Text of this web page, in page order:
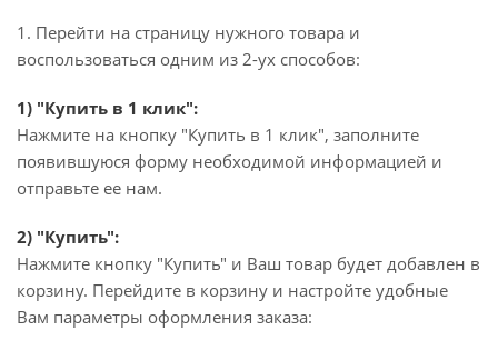
1. Перейти на страницу нужного товара и
воспользоваться одним из 2-ух способов:
1) "Купить в 1 клик":
Нажмите на кнопку "Купить в 1 клик", заполните
появившуюся форму необходимой информацией и
отправьте ее нам.
2) "Купить":
Нажмите кнопку "Купить" и Ваш товар будет добавлен в
корзину. Перейдите в корзину и настройте удобные
Вам параметры оформления заказа: